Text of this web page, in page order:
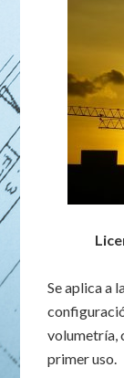
Se aplica a
volumetría,
primer uso.